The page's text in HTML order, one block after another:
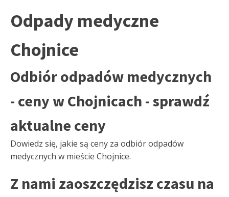
Odpady medyczne
Chojnice
Odbiór odpadów medycznych
- ceny w Chojnicach - sprawdź
aktualne ceny
Dowiedz się, jakie są ceny za odbiór odpadów
medycznych w mieście Chojnice.
Z nami zaoszczędzisz czasu na